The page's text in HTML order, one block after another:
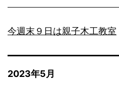
今週末９日は親子木工教室
2023年5月